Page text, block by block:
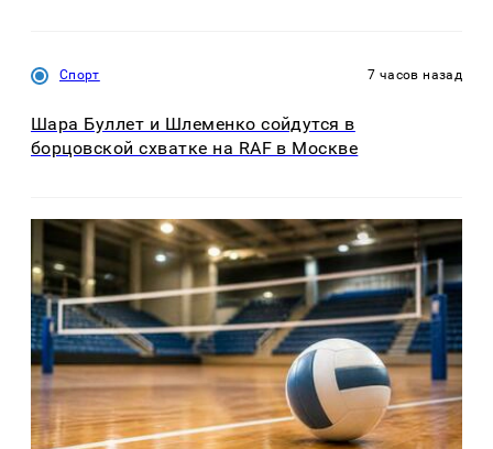
Спорт 7 часов назад
Шара Буллет и Шлеменко сойдутся в
борцовской схватке на RAF в Москве